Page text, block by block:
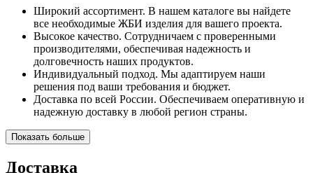
Широкий ассортимент. В нашем каталоге вы найдете
все необходимые ЖБИ изделия для вашего проекта.
Высокое качество. Сотрудничаем с проверенными
производителями, обеспечивая надежность и
долговечность наших продуктов.
Индивидуальный подход. Мы адаптируем наши
решения под ваши требования и бюджет.
Доставка по всей России. Обеспечиваем оперативную и
надежную доставку в любой регион страны.
Показать больше
Доставка